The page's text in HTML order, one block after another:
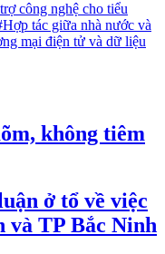
công nghệ cho tiểu
tác giữa nhà nước và
mại điện tử và dữ liệu
không tiêm
ở tổ về việc
và TP Bắc Ninh